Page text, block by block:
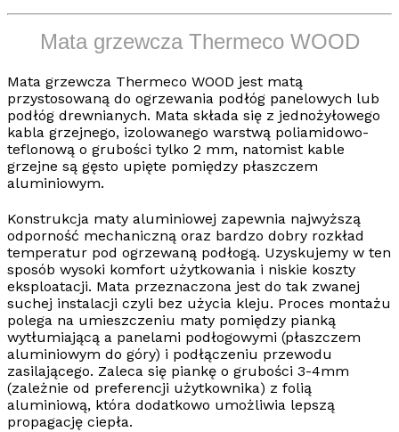
Mata grzewcza Thermeco WOOD
Mata grzewcza Thermeco WOOD jest matą
przystosowaną do ogrzewania podłóg panelowych lub
podłóg drewnianych. Mata składa się z jednożyłowego
kabla grzejnego, izolowanego warstwą poliamidowo-
teflonową o grubości tylko 2 mm, natomist kable
grzejne są gęsto upięte pomiędzy płaszczem
aluminiowym.
Konstrukcja maty aluminiowej zapewnia najwyższą
odporność mechaniczną oraz bardzo dobry rozkład
temperatur pod ogrzewaną podłogą. Uzyskujemy w ten
sposób wysoki komfort użytkowania i niskie koszty
eksploatacji. Mata przeznaczona jest do tak zwanej
suchej instalacji czyli bez użycia kleju. Proces montażu
polega na umieszczeniu maty pomiędzy pianką
wytłumiającą a panelami podłogowymi (płaszczem
aluminiowym do góry) i podłączeniu przewodu
zasilającego. Zaleca się piankę o grubości 3-4mm
(zależnie od preferencji użytkownika) z folią
aluminiową, która dodatkowo umożliwia lepszą
propagację ciepła.